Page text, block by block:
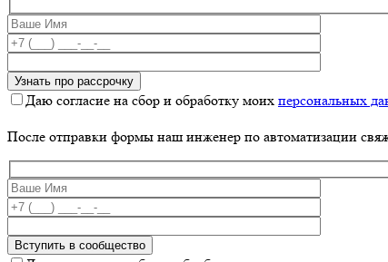
Даю согласие на сбор и обработку моих персональных
После отправки формы наш инженер по автоматизации